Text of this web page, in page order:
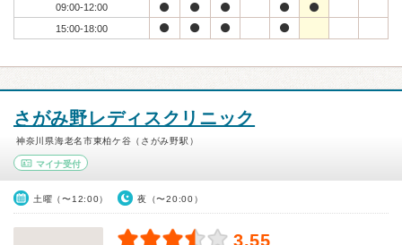
09:00-12:00
15:00-18:00
さがみ野レディスクリニック
神奈川県海老名市東柏ケ谷（さがみ野駅）
マイナ受付
土曜（〜12:00） 夜（〜20:00）
3.55